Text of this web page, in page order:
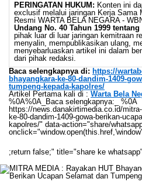
PERINGATAN HUKUM: Konten ini
exclusif melalui jaringan Kerja Sama
Resmi WARTA BELA NEGARA -
Undang No. 40 Tahun 1999 tentang
pihak luar di luar jaringan kemitraan
menyalin, mempublikasikan ulang,
menyebarluaskan artikel ini dalam
dari pihak redaksi.
Baca selengkapnya di: https://
bhayangkara-ke-80-dandim-1409-
tumpeng-kepada-kapolres/
Artikel Pertama kali di : Warta Bela
%0A%0A_Baca selengkapnya:_ %0A
https://news.danakirtimedia.co.id/
ke-80-dandim-1409-gowa-berikan-
kapolres/" data-action="share/
;return false;" title="share ke